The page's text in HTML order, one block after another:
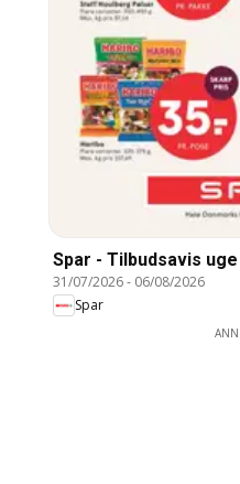
Spar - Tilbudsavis
31/07/2026- 06/08/2026
Spar